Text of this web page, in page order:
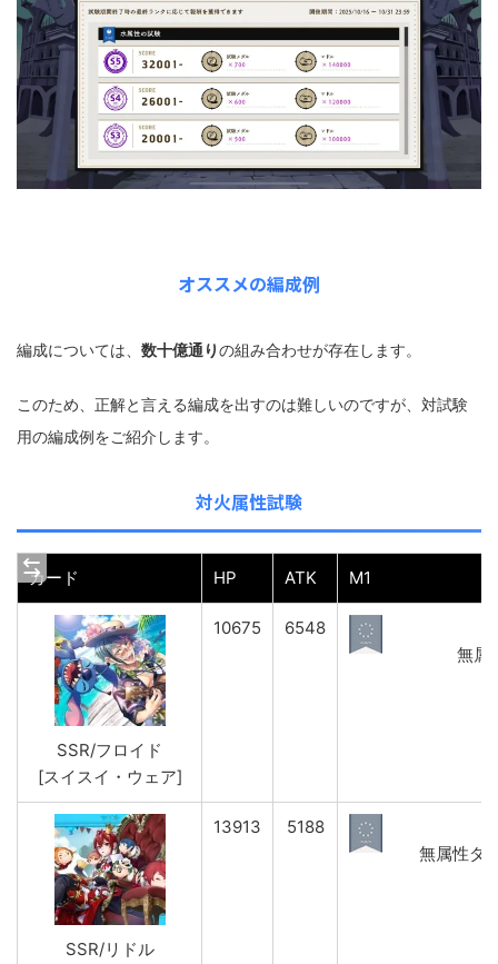
オススメの編成例
編成については、 数十億通りの組み合わせが存在します。
このため、正解と言える編成を出すのは難しいのですが、対試験
用の編成例をご紹介します。
対火属性試験
カード HP ATK M1
SSR/フロイド
[スイスイ・ウェア]
10675
6548
無属
SSR/リドル
13913
5188
無属性ダ